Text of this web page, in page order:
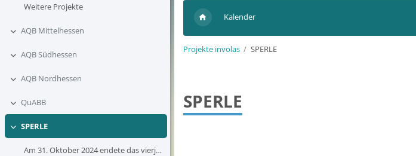
Weitere Projekte
Einklappen
AQB Mittelhessen
Einklappen
AQB Südhessen
Einklappen
AQB Nordhessen
Einklappen
QuABB
Einklappen
SPERLE
Am 31. Oktober 2024 endete das vierjährige InnoVET...
Kalender
Projekte involas SPERLE
SPERLE